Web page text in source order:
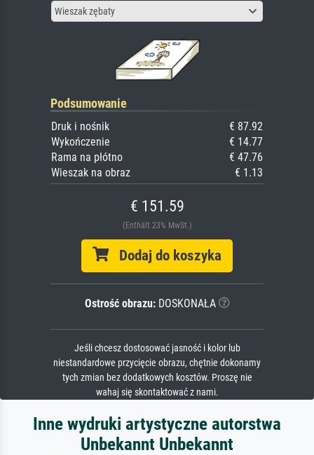
Wieszak zębaty
Podsumowanie
Druk i nośnik
€ 87.92
Wykończenie
€ 14.77
Rama na płótno
€ 47.76
Wieszak na obraz
€ 1.13
€ 151.59
(Enthält 23% MwSt.)
Dodaj do koszyka
Ostrość obrazu:DOSKONAŁA
Jeśli chcesz dostosować jasność i kolor lub
niestandardowe przycięcie obrazu, chętnie dokonamy
tych zmian bez dodatkowych kosztów. Proszę nie
wahaj się skontaktować z nami.
Inne wydruki artystyczne autorstwa
Unbekannt Unbekannt